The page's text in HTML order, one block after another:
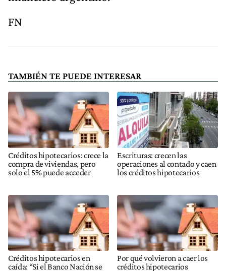
FN
TAMBIÉN TE PUEDE INTERESAR
Créditos hipotecarios: crece la
compra de viviendas, pero
solo el 5% puede acceder
Escrituras: crecen las
operaciones al contado y caen
los créditos hipotecarios
Créditos hipotecarios en
caída: “Si el Banco Nación se
Por qué volvieron a caer los
créditos hipotecarios